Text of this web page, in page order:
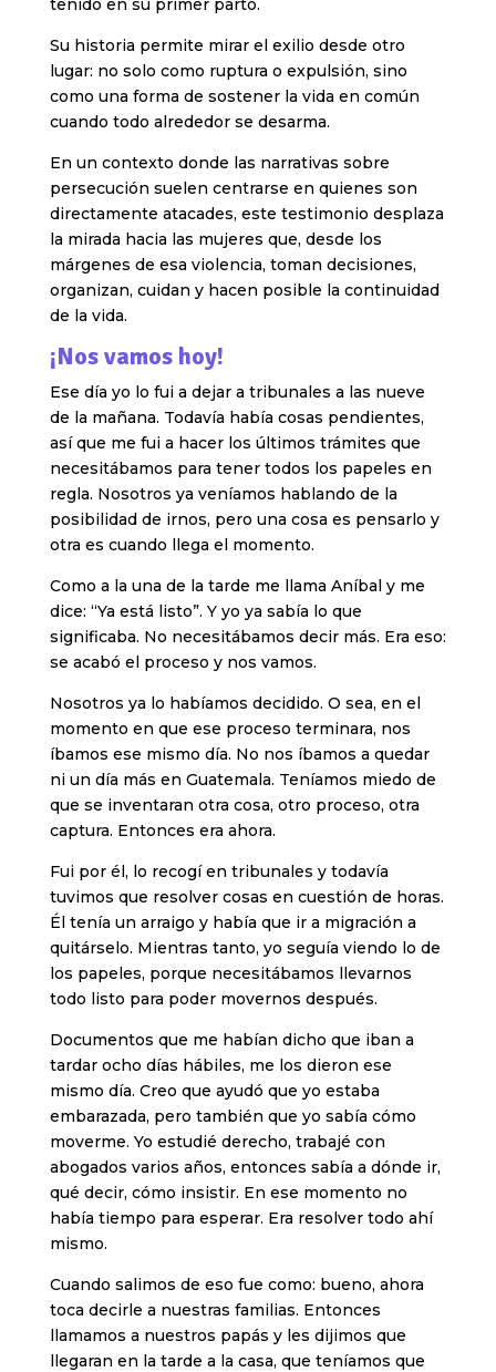
tenido en su primer parto.
Su historia permite mirar el exilio desde otro
lugar: no solo como ruptura o expulsión, sino
como una forma de sostener la vida en común
cuando todo alrededor se desarma.
En un contexto donde las narrativas sobre
persecución suelen centrarse en quienes son
directamente atacades, este testimonio desplaza
la mirada hacia las mujeres que, desde los
márgenes de esa violencia, toman decisiones,
organizan, cuidan y hacen posible la continuidad
de la vida.
¡Nos vamos hoy!
Ese día yo lo fui a dejar a tribunales a las nueve
de la mañana. Todavía había cosas pendientes,
así que me fui a hacer los últimos trámites que
necesitábamos para tener todos los papeles en
regla. Nosotros ya veníamos hablando de la
posibilidad de irnos, pero una cosa es pensarlo y
otra es cuando llega el momento.
Como a la una de la tarde me llama Aníbal y me
dice: “Ya está listo”. Y yo ya sabía lo que
significaba. No necesitábamos decir más. Era eso:
se acabó el proceso y nos vamos.
Nosotros ya lo habíamos decidido. O sea, en el
momento en que ese proceso terminara, nos
íbamos ese mismo día. No nos íbamos a quedar
ni un día más en Guatemala. Teníamos miedo de
que se inventaran otra cosa, otro proceso, otra
captura. Entonces era ahora.
Fui por él, lo recogí en tribunales y todavía
tuvimos que resolver cosas en cuestión de horas.
Él tenía un arraigo y había que ir a migración a
quitárselo. Mientras tanto, yo seguía viendo lo de
los papeles, porque necesitábamos llevarnos
todo listo para poder movernos después.
Documentos que me habían dicho que iban a
tardar ocho días hábiles, me los dieron ese
mismo día. Creo que ayudó que yo estaba
embarazada, pero también que yo sabía cómo
moverme. Yo estudié derecho, trabajé con
abogados varios años, entonces sabía a dónde ir,
qué decir, cómo insistir. En ese momento no
había tiempo para esperar. Era resolver todo ahí
mismo.
Cuando salimos de eso fue como: bueno, ahora
toca decirle a nuestras familias. Entonces
llamamos a nuestros papás y les dijimos que
llegaran en la tarde a la casa, que teníamos que